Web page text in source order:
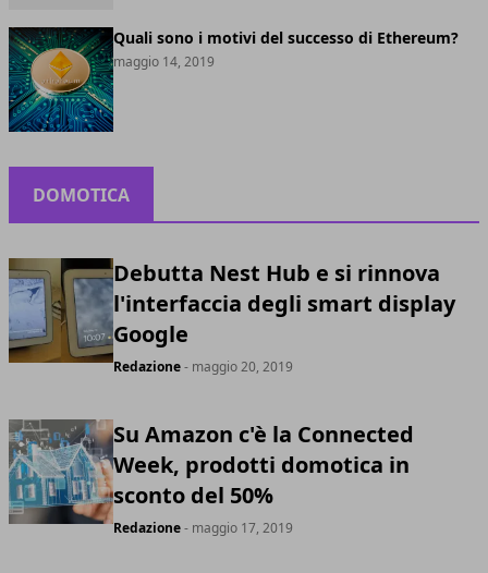
Quali sono i motivi del successo di Ethereum?
maggio 14, 2019
DOMOTICA
Debutta Nest Hub e si rinnova
l'interfaccia degli smart display
Google
Redazione- maggio 20, 2019
Su Amazon c'è la Connected
Week, prodotti domotica in
sconto del 50%
Redazione- maggio 17, 2019